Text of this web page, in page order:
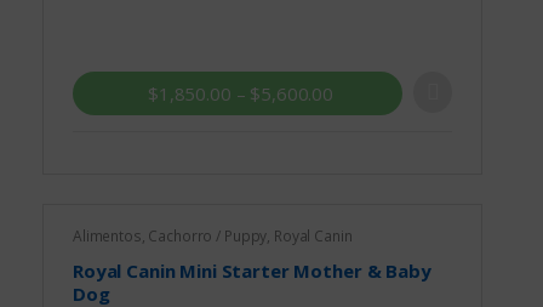
$1,850.00 – $5,600.00
Alimentos, Cachorro / Puppy, Royal Canin
Royal Canin Mini Starter Mother & Baby
Dog